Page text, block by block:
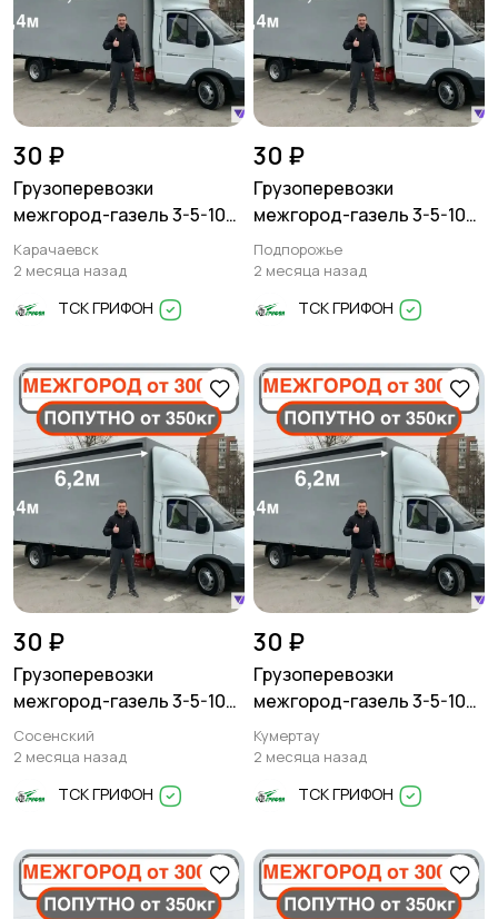
30 ₽
Грузоперевозки
межгород-газель 3-5-10
тонн
Карачаевск
2 месяца назад
ТСК ГРИФОН
30 ₽
Грузоперевозки
межгород-газель 3-5-10
тонн
Подпорожье
2 месяца назад
ТСК ГРИФОН
30 ₽
Грузоперевозки
межгород-газель 3-5-10
тонн
Сосенский
2 месяца назад
ТСК ГРИФОН
30 ₽
Грузоперевозки
межгород-газель 3-5-10
тонн
Кумертау
2 месяца назад
ТСК ГРИФОН